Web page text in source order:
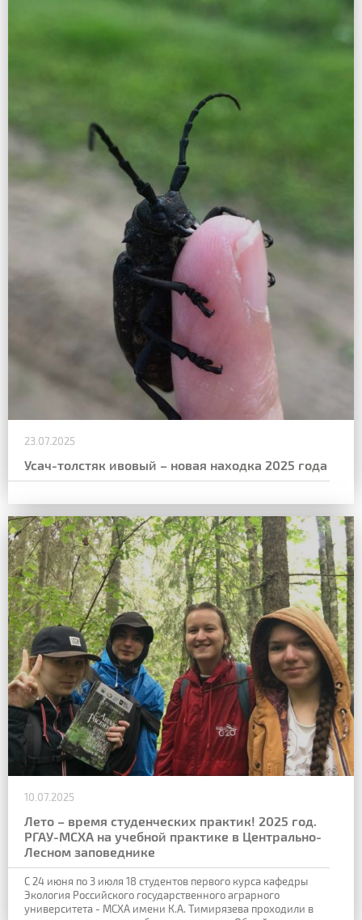
23.07.2025
Усач-толстяк ивовый – новая находка 2025 года
10.07.2025
Лето – время студенческих практик! 2025 год.
РГАУ-МСХА на учебной практике в Центрально-
Лесном заповеднике
С 24 июня по 3 июля 18 студентов первого курса кафедры
Экология Российского государственного аграрного
университета - МСХА имени К.А. Тимирязева проходили в